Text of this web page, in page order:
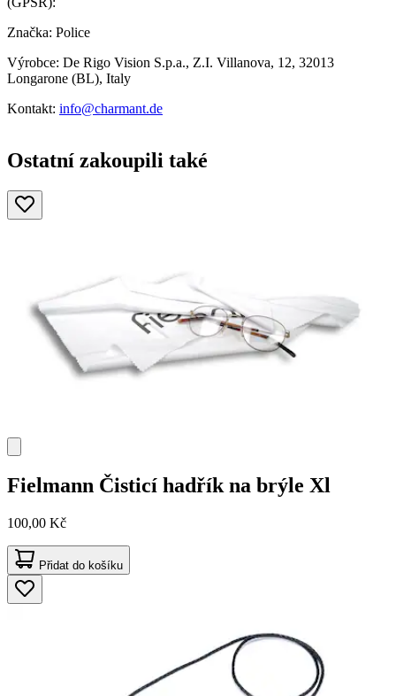
Značka: Police
Výrobce: De Rigo Vision S.p.a., Z.I. Villanova, 12, 32013
Longarone (BL), Italy
Kontakt: info@charmant.de
Ostatní zakoupili také
Fielmann Čisticí hadřík na brýle Xl
100,00 Kč
Přidat do košíku